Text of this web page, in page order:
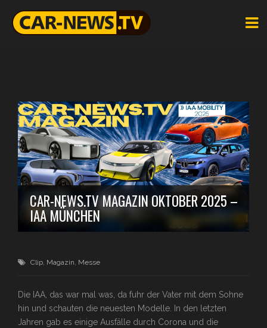
CAR-NEWS.TV MAGAZIN OKTOBER 2025 –
IAA MÜNCHEN
Clip, Magazin, Messe
Die IAA, das war mal was, da fuhr der Vater mit dem Sohne
hin und schauten die neuesten Modelle. In den letzten
Jahren gab es einige Ausfälle durch Corona und die